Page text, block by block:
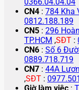
CN4 : 784 Kha
0812.188.189
CN5 : 296
TP.HCM ,SĐT :
CN6 : Số 6
0889.718.719
CN7 : 44A
,SĐT :